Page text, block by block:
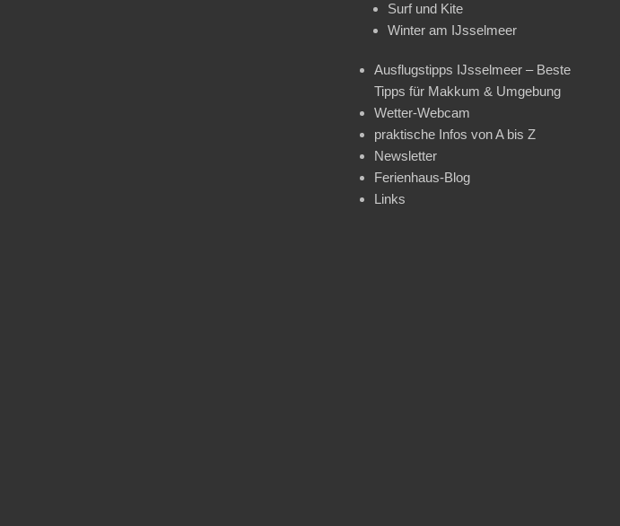
Surf und Kite
Winter am IJsselmeer
Ausflugstipps IJsselmeer – Beste
Tipps für Makkum & Umgebung
Wetter-Webcam
praktische Infos von A bis Z
Newsletter
Ferienhaus-Blog
Links